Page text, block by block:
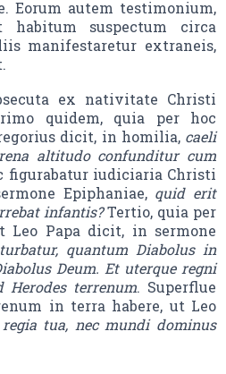
Eorum autem testimonium,
habitum suspectum circa
manifestaretur extraneis,
ex nativitate Christi
quidem, quia per hoc
dicit, in homilia, caeli
altitudo confunditur cum
figurabatur iudiciaria Christi
Epiphaniae, quid erit
infantis?Tertio, quia per
Leo Papa dicit, in sermone
quantum Diabolus in
Deum. Et uterque regni
Herodes terrenum. Superflue
in terra habere, ut Leo
tua, nec mundi dominus